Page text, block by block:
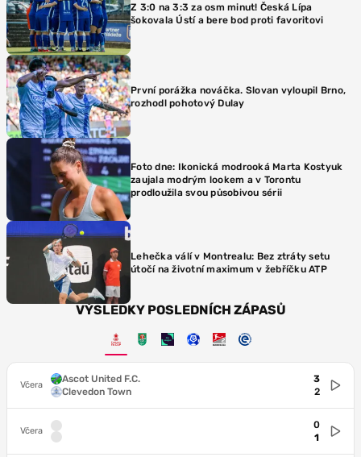
Z 3:0 na 3:3 za osm minut! Česká Lípa
šokovala Ústí a bere bod proti favoritovi
První porážka nováčka. Slovan vyloupil Brno,
rozhodl pohotový Dulay
Foto dne: Ikonická modrooká Marta Kostyuk
zaujala modrým lookem a v Torontu
prodloužila svou působivou sérii
Lehečka válí v Montrealu: Bez ztráty setu
útočí na životní maximum v žebříčku ATP
VÝSLEDKY POSLEDNÍCH ZÁPASŮ
Včera
Ascot United F.C.
Clevedon Town
3
2
Včera
0
1